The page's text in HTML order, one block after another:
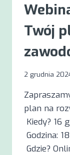
Twój
2 grudnia
plan na
Kiedy? 16
Godzina:
Gdzie?